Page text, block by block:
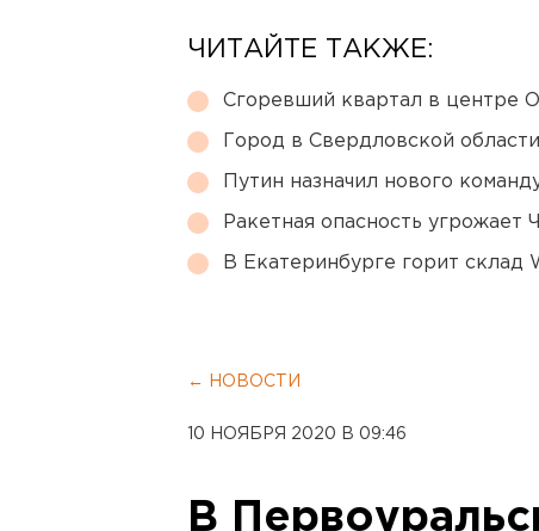
ЧИТАЙТЕ ТАКЖЕ:
Сгоревший квартал в центре
Город в Свердловской
Путин назначил нового
Ракетная опасность угрожает
В Екатеринбурге горит склад
← НОВОСТИ
10 НОЯБРЯ 2020 В 09:46
В